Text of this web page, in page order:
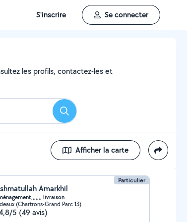
S'inscrire Se connecter
les profils, contactez-les et
Rechercher
Afficher la carte
Particulier
Amarkhil
livraison
(Chartrons-Grand Parc 13)
5 (49 avis)